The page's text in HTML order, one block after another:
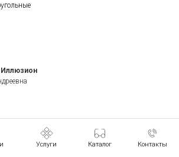
Услуги Каталог Контакты
Иллюзион